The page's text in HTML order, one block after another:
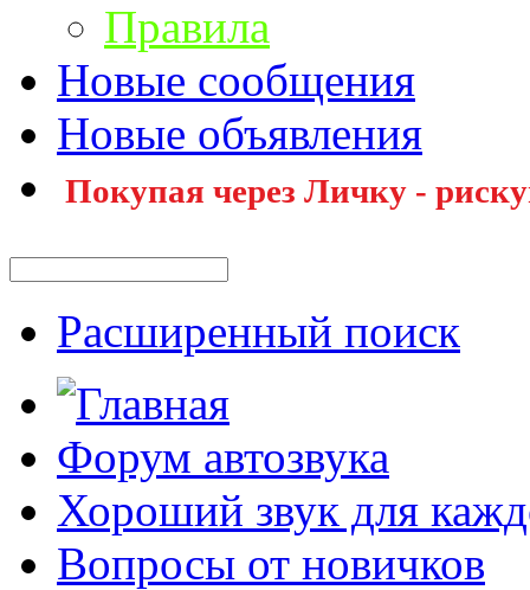
Правила
Новые сообщения
Новые объявления
Покупая через Личку -
Расширенный поиск
Форум автозвука
Хороший звук для
Вопросы от новичков